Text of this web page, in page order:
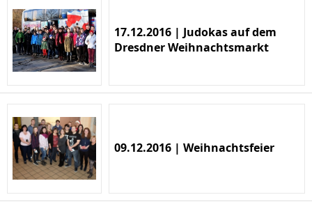
17.12.2016 | Judokas auf dem
Dresdner Weihnachtsmarkt
09.12.2016 | Weihnachtsfeier